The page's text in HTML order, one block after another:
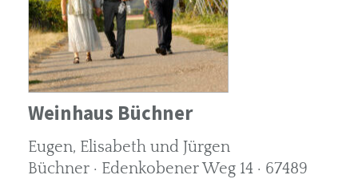
Weinhaus Büchner
Eugen, Elisabeth und Jürgen
Büchner · Edenkobener Weg 14 · 67489